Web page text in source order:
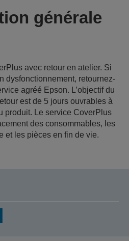
générale
avec retour en atelier. Si
dysfonctionnement, retournez-
agréé Epson. L’objectif du
est de 5 jours ouvrables à
produit. Le service CoverPlus
des consommables, les
et les pièces en fin de vie.